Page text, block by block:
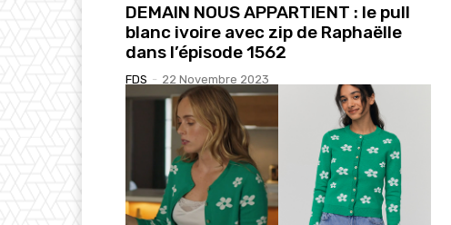
DEMAIN NOUS APPARTIENT : le pull
blanc ivoire avec zip de Raphaëlle
dans l’épisode 1562
FDS - 22 Novembre 2023